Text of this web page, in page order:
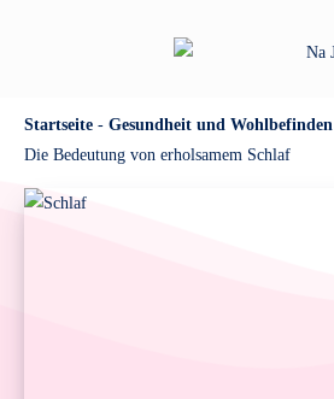
Startseite - Gesundheit und Wohlbefinden
Die Bedeutung von erholsamem Schlaf